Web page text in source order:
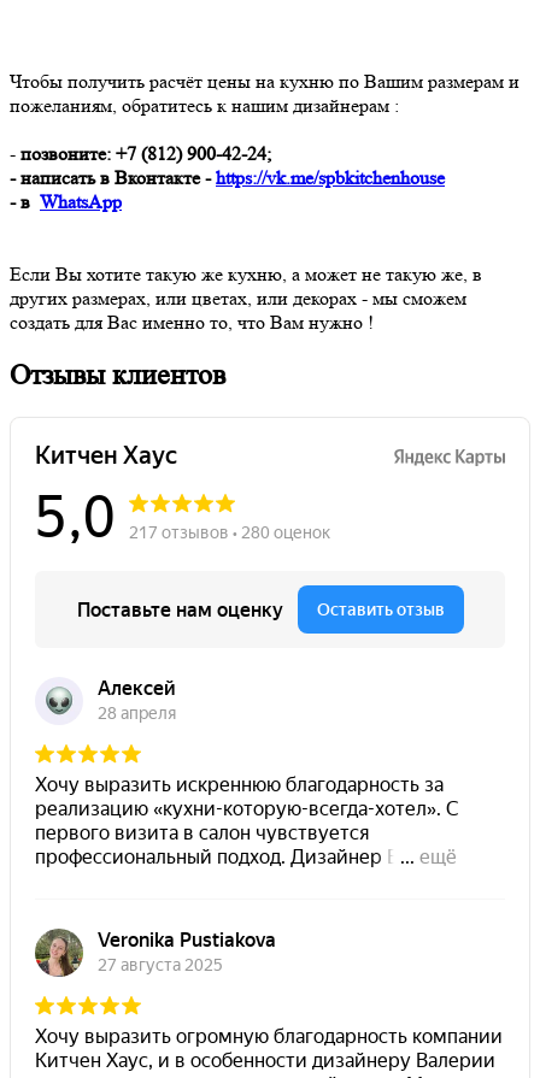
Чтобы получить расчёт цены на кухню по Вашим размерам и
пожеланиям, обратитесь к нашим дизайнерам :
- позвоните: +7 (812) 900-42-24;
- написать в Bконтакте -https://vk.me/spbkitchenhouse
- в WhatsApp
Если Вы хотите такую же кухню, а может не такую же, в
других размерах, или цветах, или декорах - мы сможем
создать для Вас именно то, что Вам нужно !
Отзывы клиентов